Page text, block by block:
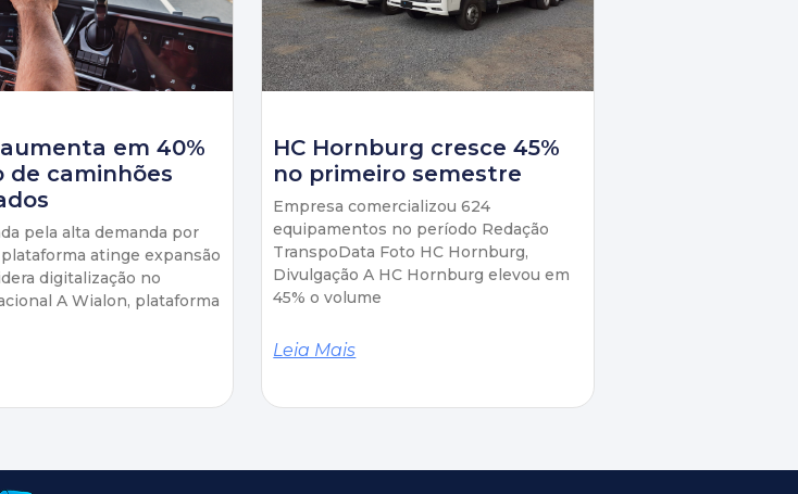
em 40%
de caminhões
pela alta demanda por
atinge expansão
digitalização no
A Wialon, plataforma
HC Hornburg cresce 45%
no primeiro semestre
Empresa comercializou 624
equipamentos no período Redação
TranspoData Foto HC Hornburg,
Divulgação A HC Hornburg elevou em
45% o volume
Leia Mais